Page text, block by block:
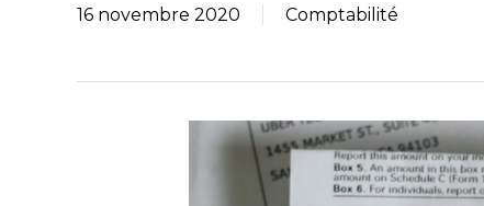
16 novembre 2020 Comptabilité